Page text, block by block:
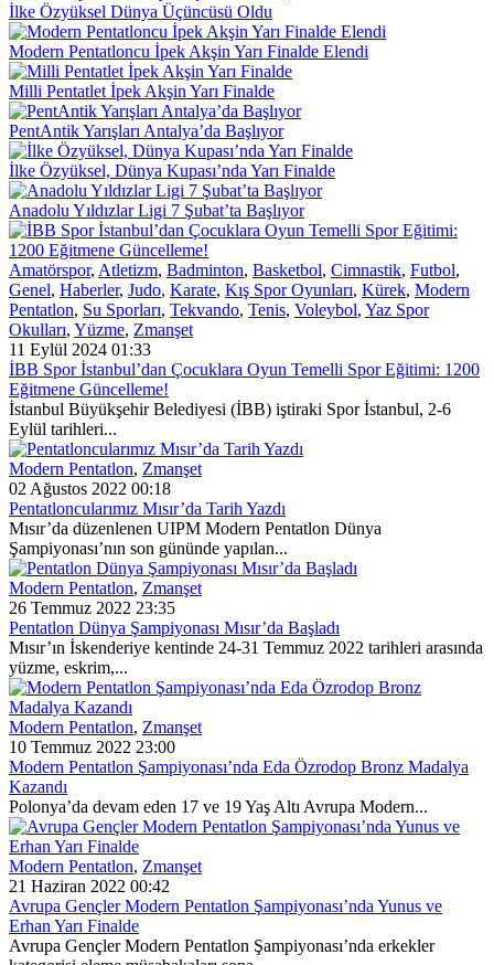
İlke Özyüksel Dünya Üçüncüsü Oldu
Modern Pentatloncu İpek Akşin Yarı Finalde Elendi
Milli Pentatlet İpek Akşin Yarı Finalde
PentAntik Yarışları Antalya’da Başlıyor
İlke Özyüksel, Dünya Kupası’nda Yarı Finalde
Anadolu Yıldızlar Ligi 7 Şubat’ta Başlıyor
Amatörspor, Atletizm, Badminton, Basketbol, Cimnastik, Futbol,
Genel, Haberler, Judo, Karate, Kış Spor Oyunları, Kürek, Modern
Pentatlon, Su Sporları, Tekvando, Tenis, Voleybol, Yaz Spor
Okulları, Yüzme, Zmanşet
11 Eylül 2024 01:33
İBB Spor İstanbul’dan Çocuklara Oyun Temelli Spor Eğitimi: 1200
Eğitmene Güncelleme!
İstanbul Büyükşehir Belediyesi (İBB) iştiraki Spor İstanbul, 2-6
Eylül tarihleri...
Modern Pentatlon, Zmanşet
02 Ağustos 2022 00:18
Pentatloncularımız Mısır’da Tarih Yazdı
Mısır’da düzenlenen UIPM Modern Pentatlon Dünya
Şampiyonası’nın son gününde yapılan...
Modern Pentatlon, Zmanşet
26 Temmuz 2022 23:35
Pentatlon Dünya Şampiyonası Mısır’da Başladı
Mısır’ın İskenderiye kentinde 24-31 Temmuz 2022 tarihleri arasında
yüzme, eskrim,...
Modern Pentatlon, Zmanşet
10 Temmuz 2022 23:00
Modern Pentatlon Şampiyonası’nda Eda Özrodop Bronz Madalya
Kazandı
Polonya’da devam eden 17 ve 19 Yaş Altı Avrupa Modern...
Modern Pentatlon, Zmanşet
21 Haziran 2022 00:42
Avrupa Gençler Modern Pentatlon Şampiyonası’nda Yunus ve
Erhan Yarı Finalde
Avrupa Gençler Modern Pentatlon Şampiyonası’nda erkekler